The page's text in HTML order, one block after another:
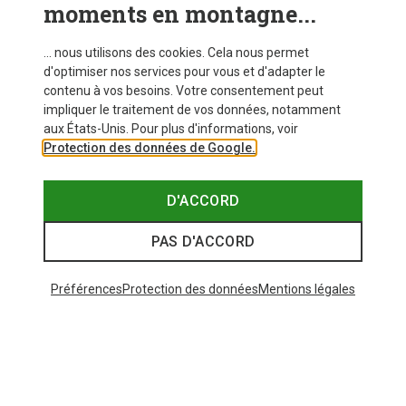
moments en montagne...
... nous utilisons des cookies. Cela nous permet
d'optimiser nos services pour vous et d'adapter le
contenu à vos besoins. Votre consentement peut
impliquer le traitement de vos données, notamment
aux États-Unis. Pour plus d'informations, voir
Protection des données de Google.
D'ACCORD
PAS D'ACCORD
PréférencesProtection des donnéesMentions légales